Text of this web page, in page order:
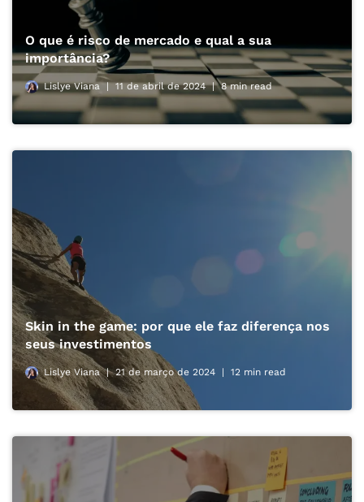
O que é risco de mercado e qual a sua
importância?
Lislye Viana 11 de abril de 2024 8 min read
Skin in the game: por que ele faz diferença nos
seus investimentos
Lislye Viana 21 de março de 2024 12 min read